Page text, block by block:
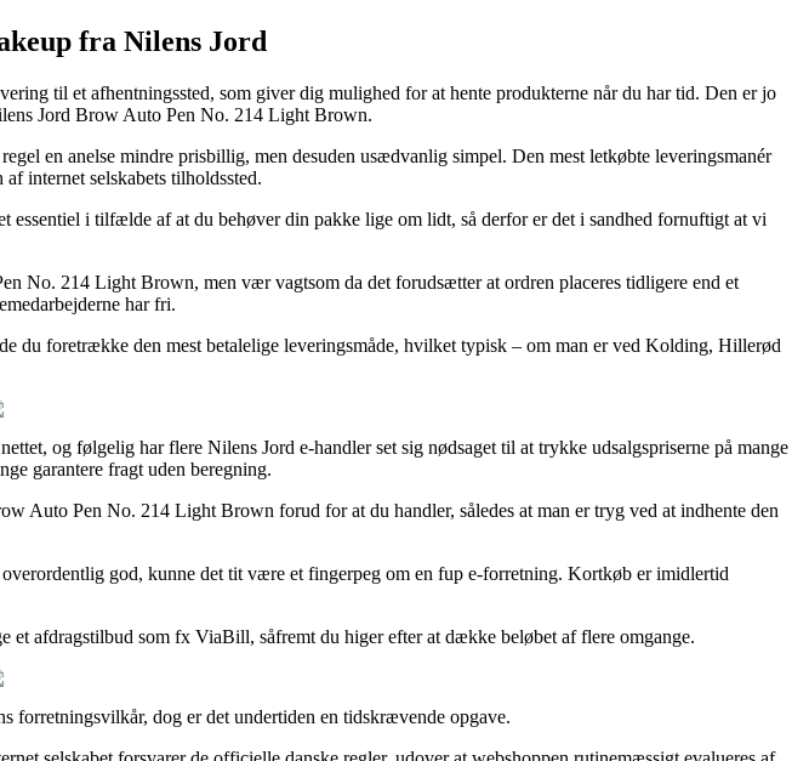
fra Nilens Jord
til et afhentningssted, som giver dig mulighed for at hente produkterne når du har tid. Den er jo
Jord Brow Auto Pen No. 214 Light Brown.
en anelse mindre prisbillig, men desuden usædvanlig simpel. Den mest letkøbte leveringsmanér
internet selskabets tilholdssted.
i tilfælde af at du behøver din pakke lige om lidt, så derfor er det i sandhed fornuftigt at vi
No. 214 Light Brown, men vær vagtsom da det forudsætter at ordren placeres tidligere end et
har fri.
du foretrække den mest betalelige leveringsmåde, hvilket typisk – om man er ved Kolding, Hillerød
og følgelig har flere Nilens Jord e-handler set sig nødsaget til at trykke udsalgspriserne på mange
garantere fragt uden beregning.
Auto Pen No. 214 Light Brown forud for at du handler, således at man er tryg ved at indhente den
god, kunne det tit være et fingerpeg om en fup e-forretning. Kortkøb er imidlertid
afdragstilbud som fx ViaBill, såfremt du higer efter at dække beløbet af flere omgange.
forretningsvilkår, dog er det undertiden en tidskrævende opgave.